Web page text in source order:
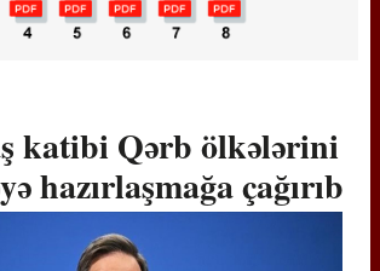
katibi Qərb ölkələrini
hazırlaşmağa çağırıb